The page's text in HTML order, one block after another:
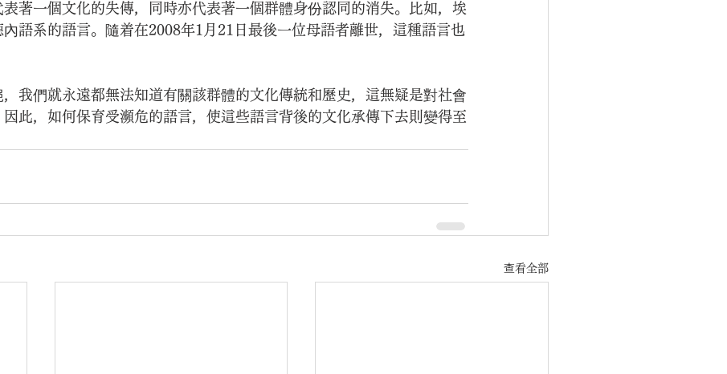
著一個文化的失傳，同時亦代表著一個群體身份認同的消失。比如，埃
語系的語言。隨着在2008年1月21日最後一位母語者離世，這種語言也
我們就永遠都無法知道有關該群體的文化傳統和歷史，這無疑是對社會
此，如何保育受瀕危的語言，使這些語言背後的文化承傳下去則變得至
查看全部